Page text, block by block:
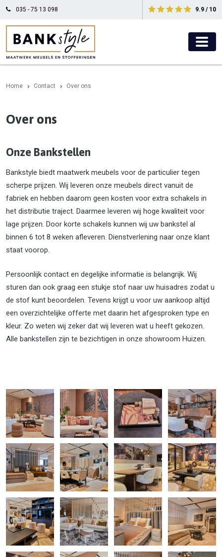
035 - 75 13 098 9.9 / 10
Home Contact Over ons
Over ons
Onze Bankstellen
Bankstyle biedt maatwerk meubels voor de particulier tegen
scherpe prijzen. Wij leveren onze meubels direct vanuit de
fabriek en hebben daarom geen kosten voor extra schakels in
het distributie traject. Daarmee leveren wij hoge kwaliteit voor
lage prijzen. Door korte schakels kunnen wij uw bankstel al
binnen 6 tot 8 weken afleveren. Dienstverlening naar onze klant
staat voorop.
Persoonlijk contact en degelijke informatie is belangrijk. Wij
sturen dan ook graag een stukje stof naar uw huisadres zodat u
de stof kunt beoordelen. Tevens krijgt u voor uw aankoop altijd
een overzichtelijke offerte met daarin het afgesproken type en
kleur. Zo weten wij zeker dat wij leveren wat u heeft gekozen.
Alle bankstellen zijn te bezichtigen in onze showroom Huizen.